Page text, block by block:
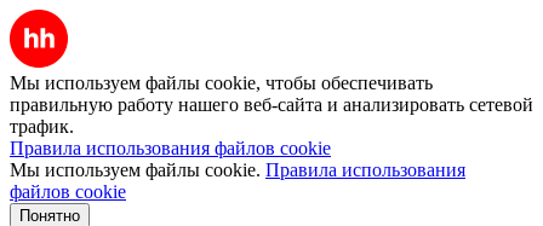
Мы используем файлы cookie, чтобы обеспечивать
правильную работу нашего веб-сайта и анализировать сетевой
трафик.
Правила использования файлов cookie
Мы используем файлы cookie. Правила использования
файлов cookie
Понятно